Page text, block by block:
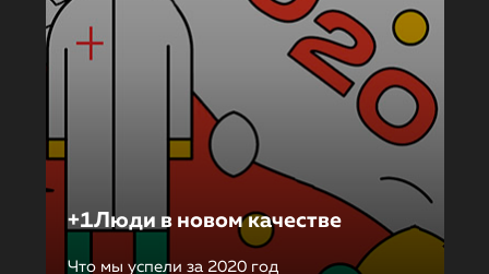
+1Люди в новом качестве
Что мы успели за 2020 год